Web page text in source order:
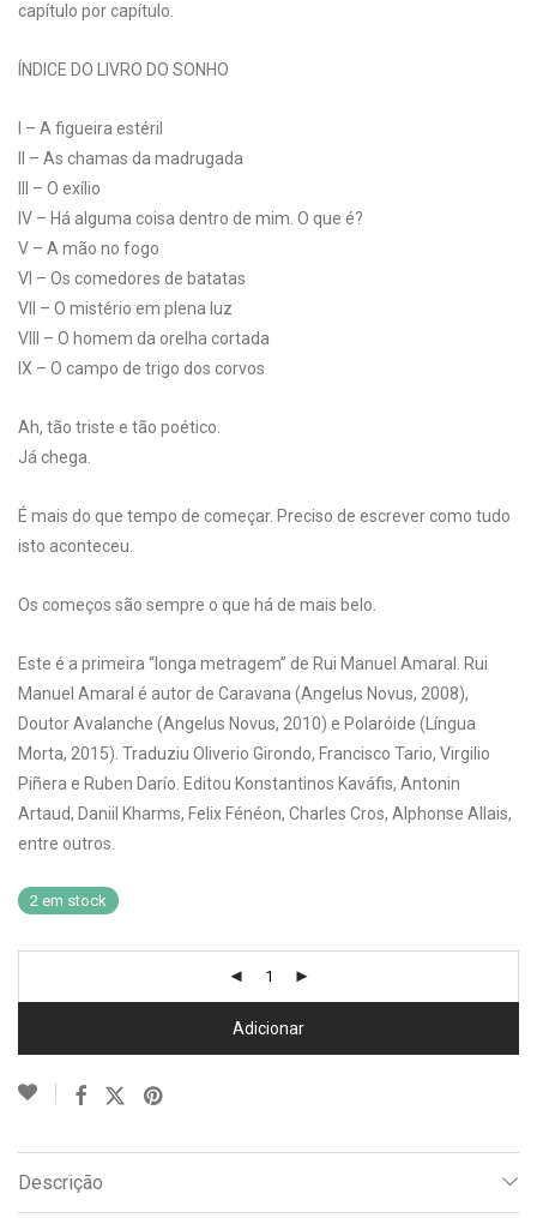
capítulo por capítulo.
ÍNDICE DO LIVRO DO SONHO
I – A figueira estéril
II – As chamas da madrugada
III – O exílio
IV – Há alguma coisa dentro de mim. O que é?
V – A mão no fogo
VI – Os comedores de batatas
VII – O mistério em plena luz
VIII – O homem da orelha cortada
IX – O campo de trigo dos corvos
Ah, tão triste e tão poético.
Já chega.
É mais do que tempo de começar. Preciso de escrever como tudo
isto aconteceu.
Os começos são sempre o que há de mais belo.
Este é a primeira “longa metragem” de Rui Manuel Amaral. Rui
Manuel Amaral é autor de Caravana (Angelus Novus, 2008),
Doutor Avalanche (Angelus Novus, 2010) e Polaróide (Língua
Morta, 2015). Traduziu Oliverio Girondo, Francisco Tario, Virgilio
Piñera e Ruben Darío. Editou Konstantinos Kaváfis, Antonin
Artaud, Daniil Kharms, Felix Fénéon, Charles Cros, Alphonse Allais,
entre outros.
2 em stock
Adicionar
Descrição